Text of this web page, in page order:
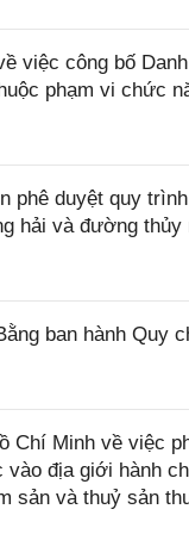
việc công bố
phạm vi chức
phê duyệt quy
hải và đường
ban hành Quy
Chí Minh về việc
địa giới hành
sản và thuỷ sản